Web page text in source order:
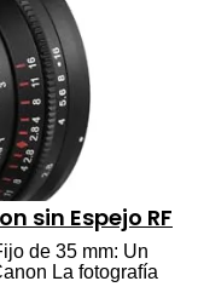
sin Espejo RF
de 35 mm: Un
La fotografía